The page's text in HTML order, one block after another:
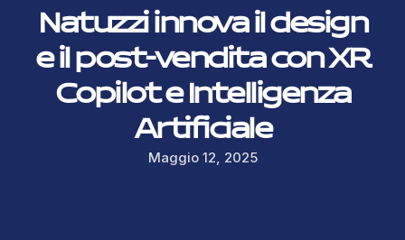
Natuzzi innova il design
e il post-vendita con XR
Copilot e Intelligenza
Artificiale
Maggio 12, 2025